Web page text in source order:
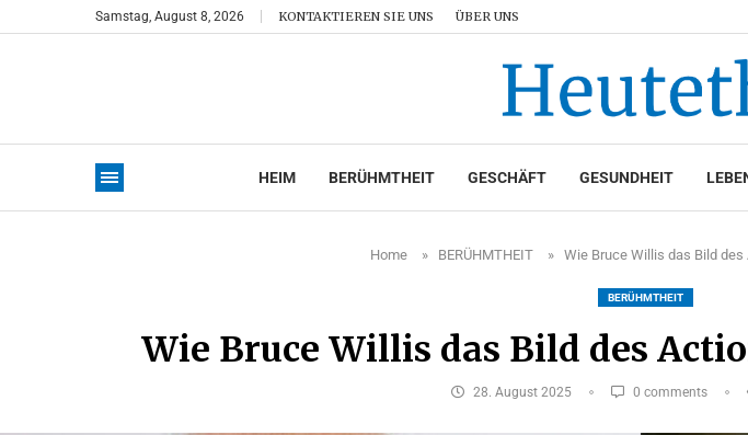
Samstag, August 8, 2026 KONTAKTIEREN SIE UNS ÜBER UNS
HEIM BERÜHMTHEIT GESCHÄFT GESUNDHEIT
Home » BERÜHMTHEIT » Wie Bruce Willis das Bild
BERÜHMTHEIT
Wie Bruce Willis das Bild des
28. August 2025 0 comments